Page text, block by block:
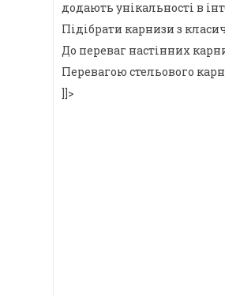
додають унікальності в
Підібрати карнизи з
До переваг настінних
Перевагою стельового
]]>